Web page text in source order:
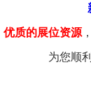
优质的展位资源，
为您顺